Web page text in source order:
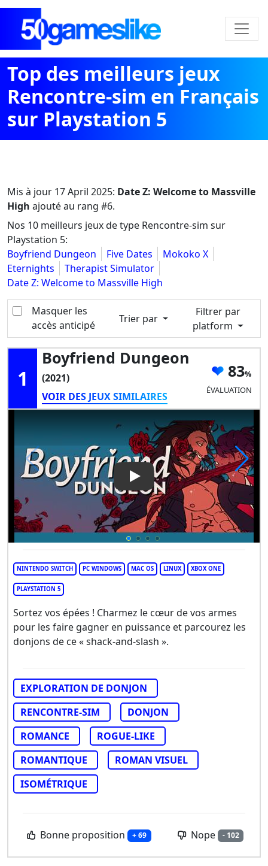
Top des meilleurs jeux
Rencontre-sim en Français
sur Playstation 5
Mis à jour 17 April 2025: Date Z: Welcome to Massville
High ajouté au rang #6.
Nos 10 meilleurs jeux de type Rencontre-sim sur
Playstation 5:
Boyfriend Dungeon
Five Dates
Mokoko X
Eternights
Therapist Simulator
Date Z: Welcome to Massville High
Masquer les
accès anticipé
Trier par
Filtrer par
platform
1
Boyfriend Dungeon
(2021)
VOIR DES JEUX SIMILAIRES
83
ÉVALUATION
Play Video: Boyfriend
NINTENDO SWITCH PC WINDOWS MAC OS LINUX XBOX ONE
PLAYSTATION 5
Sortez vos épées ! Charmez le cœur de vos armes
pour les faire gagner en puissance et parcourez les
donjons de ce « shack-and-slash ».
EXPLORATION DE DONJON
RENCONTRE-SIM
DONJON
ROMANCE
ROGUE-LIKE
ROMANTIQUE
ROMAN VISUEL
ISOMÉTRIQUE
Bonne proposition + 69 Nope - 102